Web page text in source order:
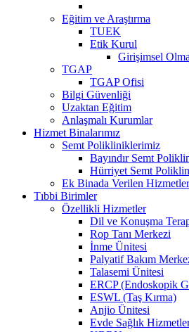
Eğitim ve Araştırma
TUEK
Etik Kurul
Girişimsel
TGAP
TGAP Ofisi
Bilgi Güvenliği
Uzaktan Eğitim
Anlaşmalı Kurumlar
Hizmet Binalarımız
Semt Polikliniklerimiz
Bayındır Semt
Hürriyet Semt
Ek Binada Verilen Hizmetler
Tıbbi Birimler
Özellikli Hizmetler
Dil ve Konuşma
Rop Tanı Merkezi
İnme Ünitesi
Palyatif Bakım
Talasemi Ünitesi
ERCP (Endoskopik
ESWL (Taş Kırma)
Anjio Ünitesi
Evde Sağlık